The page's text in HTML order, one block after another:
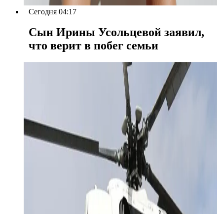
Сегодня 04:17
Сын Ирины Усольцевой заявил,
что верит в побег семьи